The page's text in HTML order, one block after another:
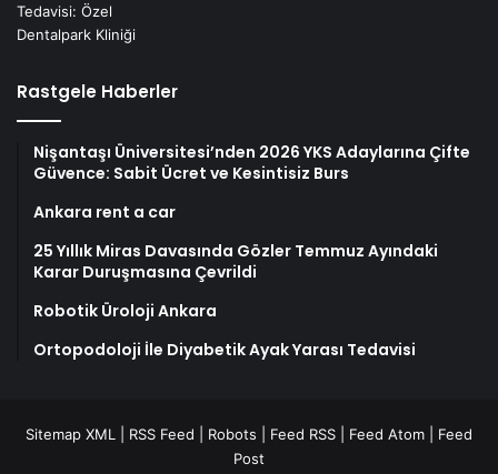
Rastgele Haberler
Nişantaşı Üniversitesi’nden 2026 YKS Adaylarına Çifte
Güvence: Sabit Ücret ve Kesintisiz Burs
Ankara rent a car
25 Yıllık Miras Davasında Gözler Temmuz Ayındaki
Karar Duruşmasına Çevrildi
Robotik Üroloji Ankara
Ortopodoloji İle Diyabetik Ayak Yarası Tedavisi
Sitemap XML RSS Feed Robots Feed RSS Feed Atom
Feed
Post